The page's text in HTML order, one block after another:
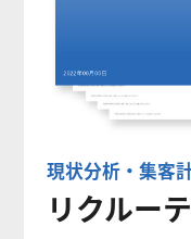
現状分析・集客
リクルー